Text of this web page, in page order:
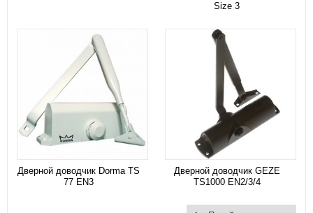
Size 3
Дверной доводчик Dorma TS
77 EN3
Дверной доводчик GEZE
TS1000 EN2/3/4